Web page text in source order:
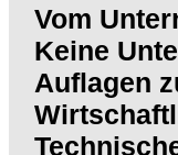
Vom
Keine
Auflagen